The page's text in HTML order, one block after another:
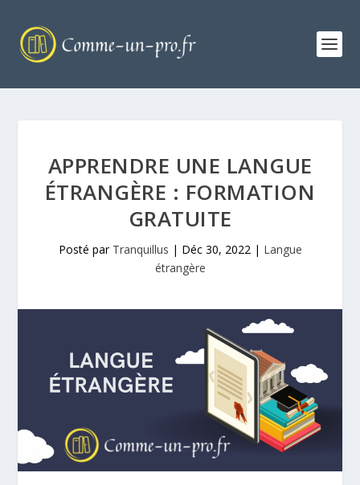
APPRENDRE UNE LANGUE
ÉTRANGÈRE : FORMATION
GRATUITE
Posté par Tranquillus | Déc 30, 2022| Langue
étrangère